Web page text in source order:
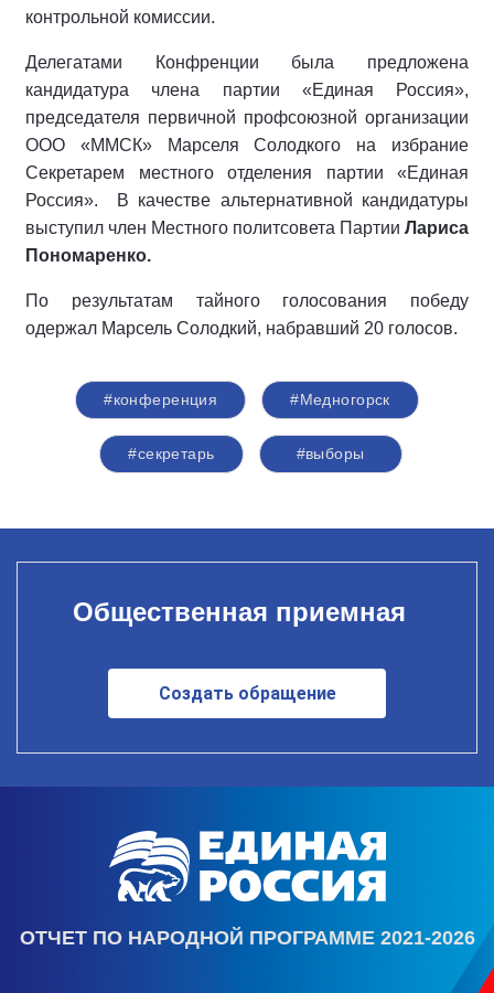
контрольной комиссии.
Делегатами Конфренции была предложена
кандидатура члена партии «Единая Россия»,
председателя первичной профсоюзной организации
ООО «ММСК» Марселя Солодкого на избрание
Секретарем местного отделения партии «Единая
Россия». В качестве альтернативной кандидатуры
выступил член Местного политсовета Партии Лариса
Пономаренко.
По результатам тайного голосования победу
одержал Марсель Солодкий, набравший 20 голосов.
#конференция #Медногорск
#секретарь #выборы
Общественная приемная
Создать обращение
ОТЧЕТ ПО НАРОДНОЙ ПРОГРАММЕ 2021-2026